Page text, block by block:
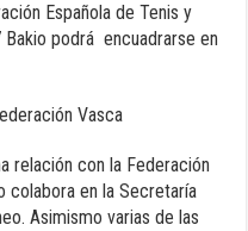
Española de Tenis y
podrá encuadrarse en
Vasca
relación con la Federación
colabora en la Secretaría
Asimismo varias de las